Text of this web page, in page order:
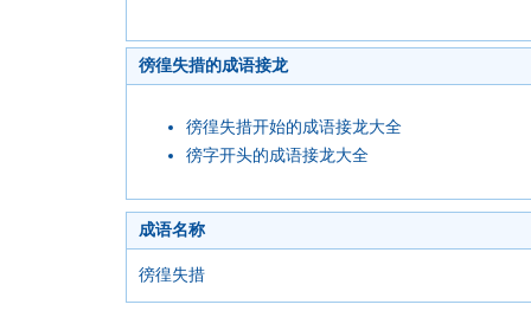
徬徨失措的成语接龙
徬徨失措开始的成语接龙大全
徬字开头的成语接龙大全
成语名称
徬徨失措